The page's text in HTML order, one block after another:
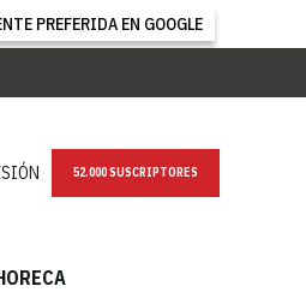
PREFERIDA EN GOOGLE
NEWSLETTER